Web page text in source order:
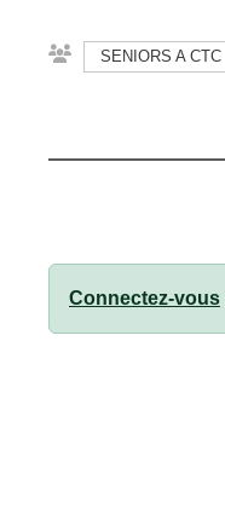
SENIORS A CTC
Connectez-vous